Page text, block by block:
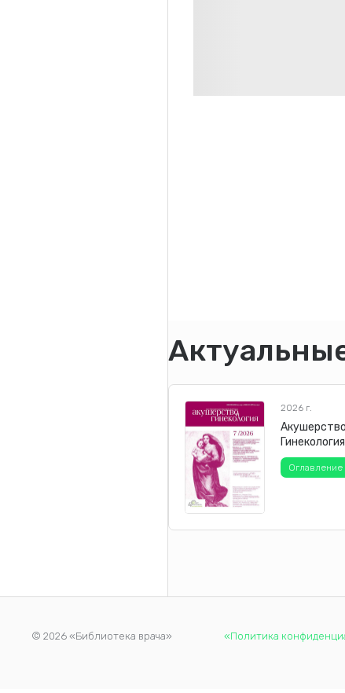
2026 г.
Гинекология
Оглавление
© 2026 «Библиотека врача» «Политика